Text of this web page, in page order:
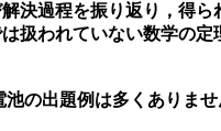
決過程を振り返り，得
扱われていない数学の
の出題例は多くありま